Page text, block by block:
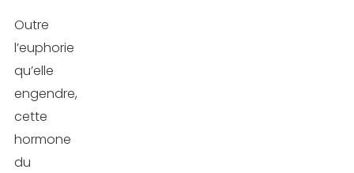
Outre
l’euphorie
qu’elle
engendre,
cette
hormone
du